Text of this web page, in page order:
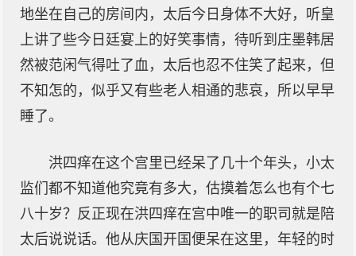
地坐在自己的房间内，太后今日身体不大好，听皇
上讲了些今日廷宴上的好笑事情，待听到庄墨韩居
然被范闲气得吐了血，太后也忍不住笑了起来，但
不知怎的，似乎又有些老人相通的悲哀，所以早早
睡了。
洪四痒在这个宫里已经呆了几十个年头，小太
监们都不知道他究竟有多大，估摸着怎么也有个七
八十岁？反正现在洪四痒在宫中唯一的职司就是陪
太后说说话。他从庆国开国便呆在这里，年轻的时